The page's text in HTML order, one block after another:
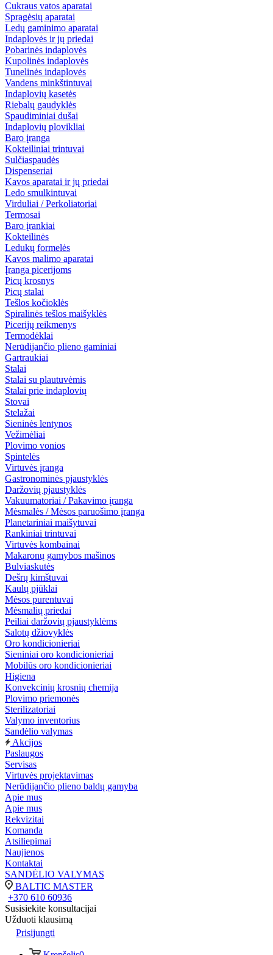
Cukraus vatos aparatai
Spragėsių aparatai
Ledų gaminimo aparatai
Indaplovės ir jų priedai
Pobarinės indaplovės
Kupolinės indaplovės
Tunelinės indaplovės
Vandens minkštintuvai
Indaplovių kasetės
Riebalų gaudyklės
Spaudiminiai dušai
Indaplovių plovikliai
Baro įranga
Kokteiliniai trintuvai
Sulčiaspaudės
Dispenseriai
Kavos aparatai ir jų priedai
Ledo smulkintuvai
Virduliai / Perkoliatoriai
Termosai
Baro įrankiai
Kokteilinės
Ledukų formelės
Kavos malimo aparatai
Įranga picerijoms
Picų krosnys
Picų stalai
Tešlos kočioklės
Spiralinės tešlos maišyklės
Picerijų reikmenys
Termodėklai
Nerūdijančio plieno gaminiai
Gartraukiai
Stalai
Stalai su plautuvėmis
Stalai prie indaplovių
Stovai
Stelažai
Sieninės lentynos
Vežimėliai
Plovimo vonios
Spintelės
Virtuvės įranga
Gastronominės pjaustyklės
Daržovių pjaustyklės
Vakuumatoriai / Pakavimo įranga
Mėsmalės / Mėsos paruošimo įranga
Planetariniai maišytuvai
Rankiniai trintuvai
Virtuvės kombainai
Makaronų gamybos mašinos
Bulviaskutės
Dešrų kimštuvai
Kaulų pjūklai
Mėsos purentuvai
Mėsmalių priedai
Peiliai daržovių pjaustyklėms
Salotų džiovyklės
Oro kondicionieriai
Sieniniai oro kondicionieriai
Mobilūs oro kondicionieriai
Higiena
Konvekcinių krosnių chemija
Plovimo priemonės
Sterilizatoriai
Valymo inventorius
Sandėlio valymas
Akcijos
Paslaugos
Servisas
Virtuvės projektavimas
Nerūdijančio plieno baldų gamyba
Apie mus
Apie mus
Rekvizitai
Komanda
Atsiliepimai
Naujienos
Kontaktai
SANDĖLIO VALYMAS
BALTIC MASTER
+370 610 60936
Susisiekite konsultacijai
Užduoti klausimą
Prisijungti